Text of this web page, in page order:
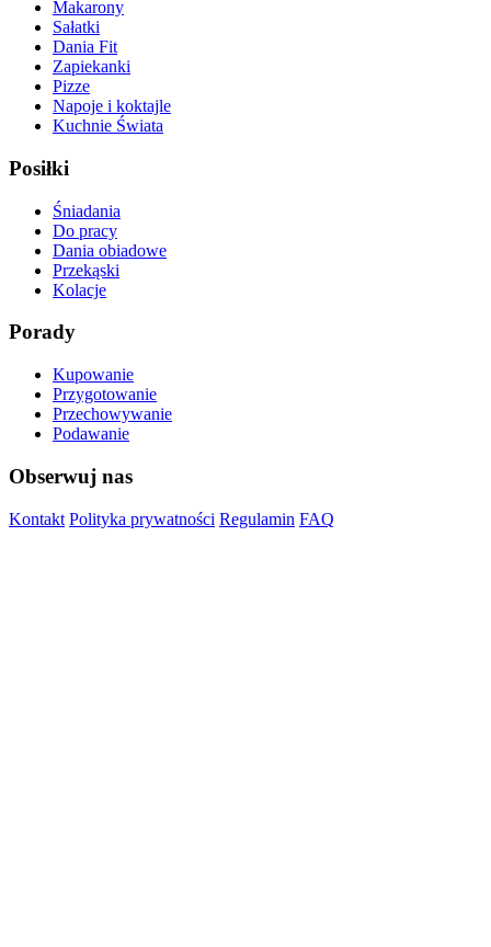
Makarony
Sałatki
Dania Fit
Zapiekanki
Pizze
Napoje i koktajle
Kuchnie Świata
Posiłki
Śniadania
Do pracy
Dania obiadowe
Przekąski
Kolacje
Porady
Kupowanie
Przygotowanie
Przechowywanie
Podawanie
Obserwuj nas
Kontakt Polityka prywatności Regulamin FAQ